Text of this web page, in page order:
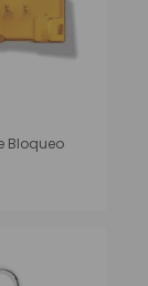
Bloqueo